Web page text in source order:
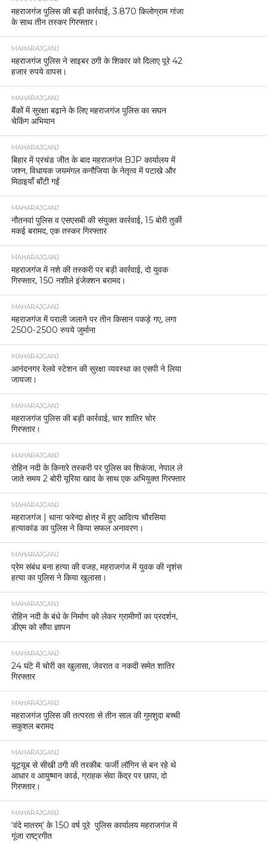
महराजगंज पुलिस की बड़ी कार्रवाई, 3.870 किलोग्राम गांजा
के साथ तीन तस्कर गिरफ्तार।
MAHARAJGANJ
महराजगंज पुलिस ने साइबर ठगी के शिकार को दिलाए पूरे 42
हजार रुपये वापस।
MAHARAJGANJ
बैंकों में सुरक्षा बढ़ाने के लिए महराजगंज पुलिस का सघन
चेकिंग अभियान
MAHARAJGANJ
बिहार में प्रचंड जीत के बाद महराजगंज BJP कार्यालय में
जश्न, विधायक जयमंगल कनौजिया के नेतृत्व में पटाखे और
मिठाइयाँ बाँटी गईं
MAHARAJGANJ
नौतनवां पुलिस व एसएसबी की संयुक्त कार्रवाई, 15 बोरी तुर्की
मकई बरामद, एक तस्कर गिरफ्तार
MAHARAJGANJ
महराजगंज में नशे की तस्करी पर बड़ी कार्रवाई, दो युवक
गिरफ्तार, 150 नशीले इंजेक्शन बरामद।
MAHARAJGANJ
महराजगंज में पराली जलाने पर तीन किसान पकड़े गए, लगा
2500-2500 रुपये जुर्माना
MAHARAJGANJ
आनंदनगर रेलवे स्टेशन की सुरक्षा व्यवस्था का एसपी ने लिया
जायजा।
MAHARAJGANJ
महराजगंज पुलिस की बड़ी कार्रवाई, चार शातिर चोर
गिरफ्तार।
MAHARAJGANJ
रोहिन नदी के किनारे तस्करी पर पुलिस का शिकंजा, नेपाल ले
जाते समय 2 बोरी यूरिया खाद के साथ एक अभियुक्त गिरफ्तार
MAHARAJGANJ
महराजगंज | थाना फरेन्दा क्षेत्र में हुए आदित्य चौरसिया
हत्याकांड का पुलिस ने किया सफल अनावरण।
MAHARAJGANJ
प्रेम संबंध बना हत्या की वजह, महराजगंज में युवक की नृशंस
हत्या का पुलिस ने किया खुलासा।
MAHARAJGANJ
रोहिन नदी के बंधे के निर्माण को लेकर ग्रामीणों का प्रदर्शन,
डीएम को सौंपा ज्ञापन
MAHARAJGANJ
24 घंटे में चोरी का खुलासा, जेवरात व नकदी समेत शातिर
गिरफ्तार
MAHARAJGANJ
महराजगंज पुलिस की तत्परता से तीन साल की गुमशुदा बच्ची
सकुशल बरामद
MAHARAJGANJ
यूट्यूब से सीखी ठगी की तरकीब: फर्जी लॉगिन से बन रहे थे
आधार व आयुष्मान कार्ड, ग्राहक सेवा केंद्र पर छापा, दो
गिरफ्तार।
MAHARAJGANJ
‘वंदे मातरम्’ के 150 वर्ष पूरे पुलिस कार्यालय महराजगंज में
गूंजा राष्ट्रगीत